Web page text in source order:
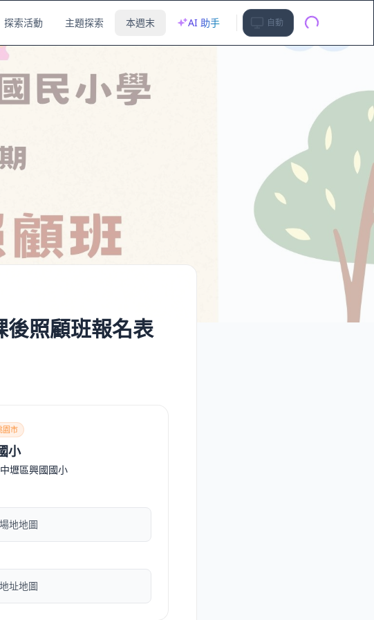
探索活動 主題探索 本週末 AI 助手 自動
照顧班報名表
園市
小
壢區興國國小
場地地圖
地址地圖